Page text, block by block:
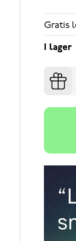
Gratis
I lager